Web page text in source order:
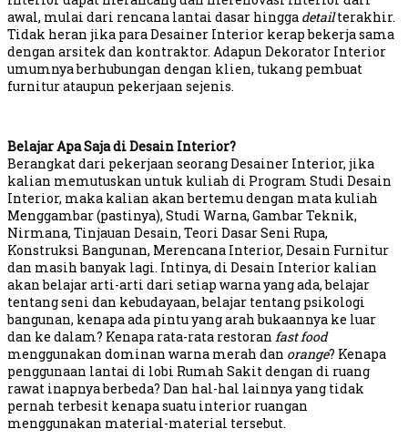
awal, mulai dari rencana lantai dasar hingga detailterakhir.
Tidak heran jika para Desainer Interior kerap bekerja sama
dengan arsitek dan kontraktor. Adapun Dekorator Interior
umumnya berhubungan dengan klien, tukang pembuat
furnitur ataupun pekerjaan sejenis.
Belajar Apa Saja di Desain Interior?
Berangkat dari pekerjaan seorang Desainer Interior, jika
kalian memutuskan untuk kuliah di Program Studi Desain
Interior, maka kalian akan bertemu dengan mata kuliah
Menggambar (pastinya), Studi Warna, Gambar Teknik,
Nirmana, Tinjauan Desain, Teori Dasar Seni Rupa,
Konstruksi Bangunan, Merencana Interior, Desain Furnitur
dan masih banyak lagi. Intinya, di Desain Interior kalian
akan belajar arti-arti dari setiap warna yang ada, belajar
tentang seni dan kebudayaan, belajar tentang psikologi
bangunan, kenapa ada pintu yang arah bukaannya ke luar
dan ke dalam? Kenapa rata-rata restoran fast food
menggunakan dominan warna merah dan orange? Kenapa
penggunaan lantai di lobi Rumah Sakit dengan di ruang
rawat inapnya berbeda? Dan hal-hal lainnya yang tidak
pernah terbesit kenapa suatu interior ruangan
menggunakan material-material tersebut.